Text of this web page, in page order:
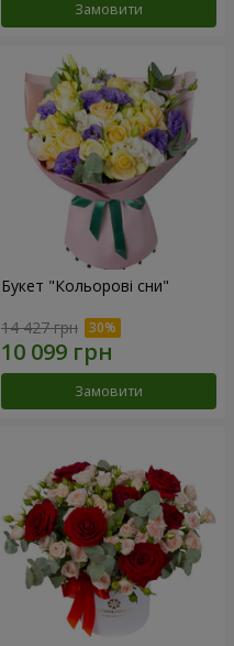
Замовити
Букет "Кольорові сни"
14 427 грн
Замовити